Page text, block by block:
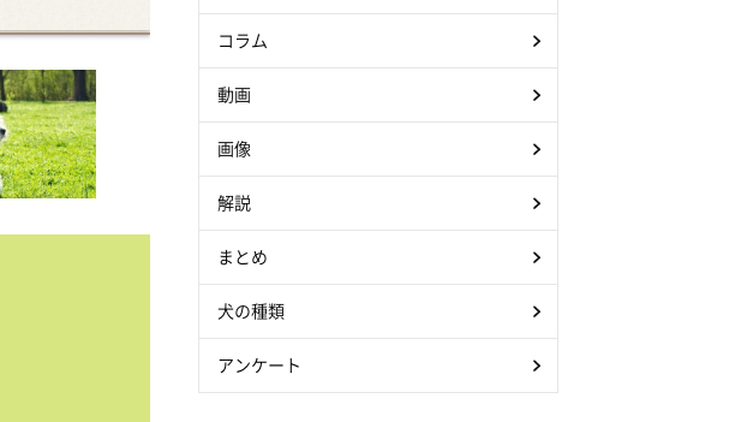
コラム
動画
画像
解説
まとめ
犬の種類
アンケート